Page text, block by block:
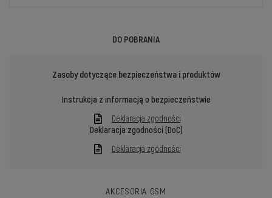
DO POBRANIA
Zasoby dotyczące bezpieczeństwa i produktów
Instrukcja z informacją o bezpieczeństwie
Deklaracja zgodności
Deklaracja zgodności (DoC)
Deklaracja zgodności
AKCESORIA GSM